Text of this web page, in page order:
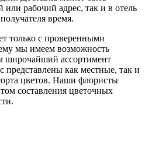
рабочий адрес, так и в отель
время.
только с проверенными
мы имеем возможность
широчайший ассортимент
как местные, так и
цветов. Наши флористы
составления цветочных